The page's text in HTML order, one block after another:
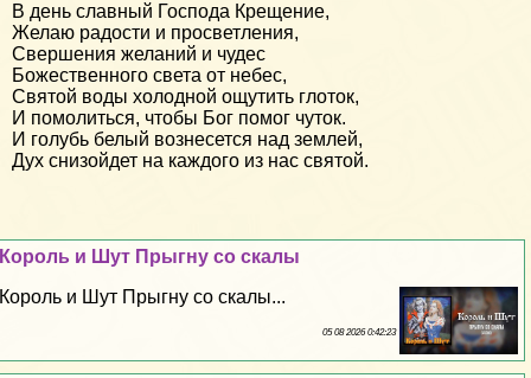
В день славный Господа Крещение,
Желаю радости и просветления,
Свершения желаний и чудес
Божественного света от небес,
Святой воды холодной ощутить глоток,
И помолиться, чтобы Бог помог чуток.
И голубь белый вознесется над землей,
Дух снизойдет на каждого из нас святой.
Король и Шут Прыгну со скалы
Король и Шут Прыгну со скалы...
05 08 2026 0:42:23